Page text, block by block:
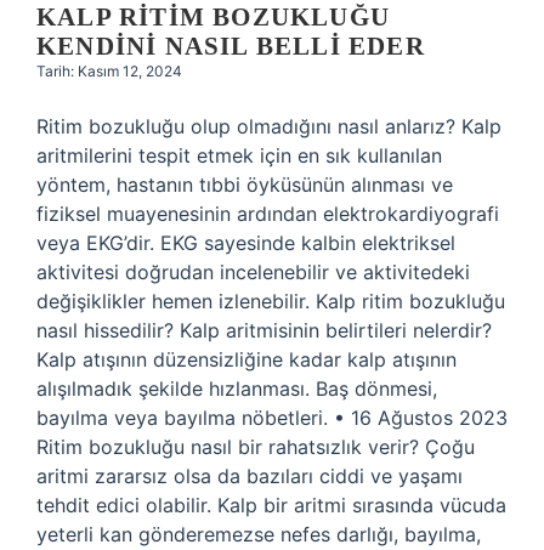
KALP RITIM BOZUKLUĞU
KENDINI NASIL BELLI EDER
Tarih: Kasım 12, 2024
Ritim bozukluğu olup olmadığını nasıl anlarız? Kalp
aritmilerini tespit etmek için en sık kullanılan
yöntem, hastanın tıbbi öyküsünün alınması ve
fiziksel muayenesinin ardından elektrokardiyografi
veya EKG’dir. EKG sayesinde kalbin elektriksel
aktivitesi doğrudan incelenebilir ve aktivitedeki
değişiklikler hemen izlenebilir. Kalp ritim bozukluğu
nasıl hissedilir? Kalp aritmisinin belirtileri nelerdir?
Kalp atışının düzensizliğine kadar kalp atışının
alışılmadık şekilde hızlanması. Baş dönmesi,
bayılma veya bayılma nöbetleri. • 16 Ağustos 2023
Ritim bozukluğu nasıl bir rahatsızlık verir? Çoğu
aritmi zararsız olsa da bazıları ciddi ve yaşamı
tehdit edici olabilir. Kalp bir aritmi sırasında vücuda
yeterli kan gönderemezse nefes darlığı, bayılma,